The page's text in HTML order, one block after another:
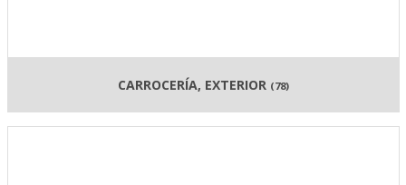
CARROCERÍA, EXTERIOR (78)